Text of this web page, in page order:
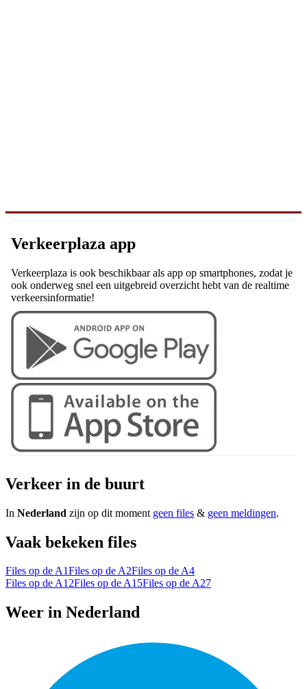
Verkeerplaza app
Verkeerplaza is ook beschikbaar als app op smartphones, zodat je
ook onderweg snel een uitgebreid overzicht hebt van de realtime
verkeersinformatie!
Verkeer in de buurt
In Nederland zijn op dit moment geen files & geen meldingen.
Vaak bekeken files
Files op de A1Files op de A2Files op de A4
Files op de A12Files op de A15Files op de A27
Weer in Nederland